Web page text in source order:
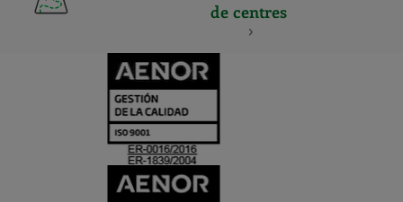
de centres